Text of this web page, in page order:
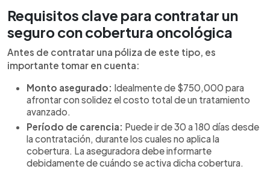
Requisitos clave para contratar un
seguro con cobertura oncológica
Antes de contratar una póliza de este tipo, es
importante tomar en cuenta:
Monto asegurado: Idealmente de $750,000 para
afrontar con solidez el costo total de un tratamiento
avanzado.
Período de carencia: Puede ir de 30 a 180 días desde
la contratación, durante los cuales no aplica la
cobertura. La aseguradora debe informarte
debidamente de cuándo se activa dicha cobertura.